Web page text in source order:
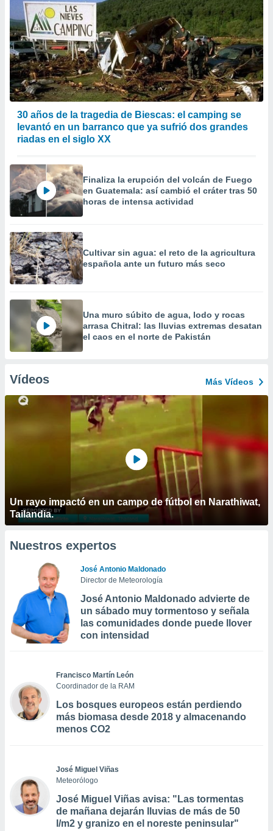
30 años de la tragedia de Biescas: el camping se
levantó en un barranco que ya sufrió dos grandes
riadas en el siglo XX
Finaliza la erupción del volcán de Fuego
en Guatemala: así cambió el cráter tras 50
horas de intensa actividad
Cultivar sin agua: el reto de la agricultura
española ante un futuro más seco
Una muro súbito de agua, lodo y rocas
arrasa Chitral: las lluvias extremas desatan
el caos en el norte de Pakistán
Vídeos Más Vídeos
Un rayo impactó en un campo de fútbol en Narathiwat,
Tailandia.
Nuestros expertos
José Antonio Maldonado
Director de Meteorología
José Antonio Maldonado advierte de
un sábado muy tormentoso y señala
las comunidades donde puede llover
con intensidad
Francisco Martín León
Coordinador de la RAM
Los bosques europeos están perdiendo
más biomasa desde 2018 y almacenando
menos CO2
José Miguel Viñas
Meteorólogo
José Miguel Viñas avisa: "Las tormentas
de mañana dejarán lluvias de más de 50
l/m2 y granizo en el noreste peninsular"